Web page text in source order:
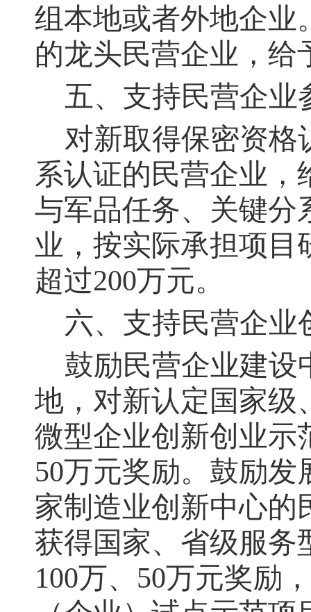
组本地或者外地企业
的龙头民营企业，给
五、支持民营企业
对新取得保密资格
系认证的民营企业，
与军品任务、关键分
业，按实际承担项目
超过200万元。
六、支持民营企业
鼓励民营企业建设
地，对新认定国家级
微型企业创新创业示
50万元奖励。鼓励
家制造业创新中心的
获得国家、省级服务
100万、50万元奖励